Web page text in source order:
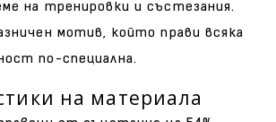
на тренировки и състезания.
мотив, който прави всяка
по-специална.
на материала